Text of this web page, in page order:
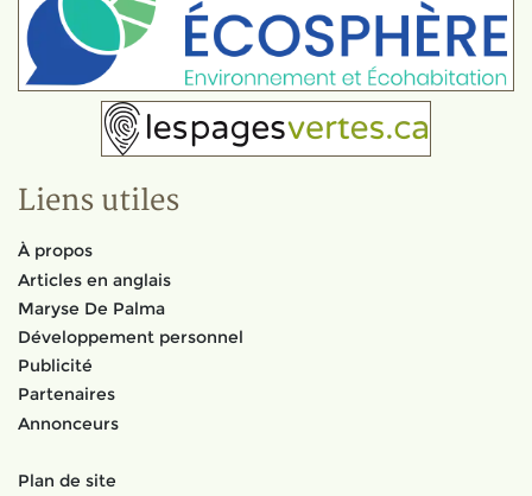
Liens utiles
À propos
Articles en anglais
Maryse De Palma
Développement personnel
Publicité
Partenaires
Annonceurs
Plan de site